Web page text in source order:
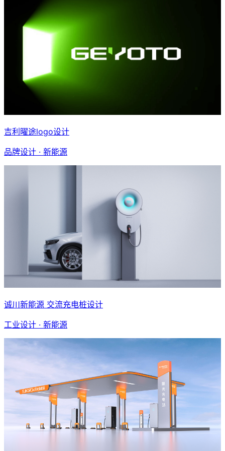
吉利曜途logo设计
品牌设计 · 新能源
诚川新能源 交流充电桩设计
工业设计 · 新能源